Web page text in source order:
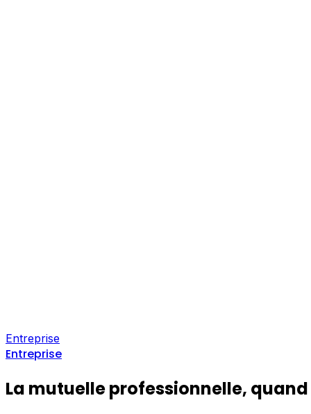
Entreprise
Entreprise
La mutuelle professionnelle,